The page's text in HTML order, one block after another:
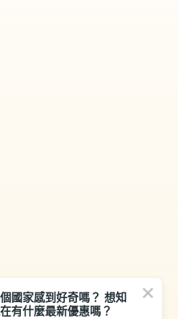
國家感到好奇嗎？ 想知
有什麼最新優惠嗎？